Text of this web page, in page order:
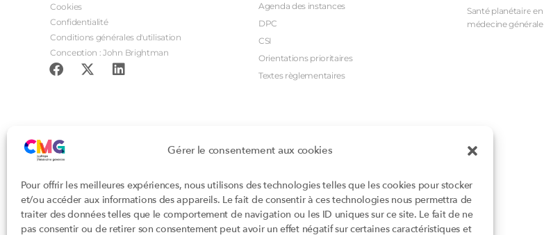
Gérer le consentement aux cookies
Pour offrir les meilleures expériences, nous utilisons des technologies telles que les cookies pour stocker
et/ou accéder aux informations des appareils. Le fait de consentir à ces technologies nous permettra de
traiter des données telles que le comportement de navigation ou les ID uniques sur ce site. Le fait de ne
pas consentir ou de retirer son consentement peut avoir un effet négatif sur certaines caractéristiques et
Cookies
Confidentialité
Conditions générales d'utilisation
Conception : John Brightman
Agenda des instances
DPC
CSI
Orientations prioritaires
Textes règlementaires
Santé planétaire en
médecine générale